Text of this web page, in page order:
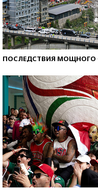
ПОСЛЕДСТВИЯ МОЩНОГО